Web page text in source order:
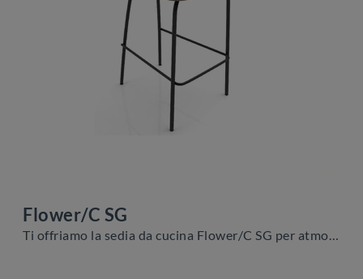
Flower/C SG
Ti offriamo la sedia da cucina Flower/C SG per atmosfere moderne, tra le più belle Sedie sgabelli di Zamagna.